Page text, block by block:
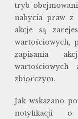
tryb
nabycia praw z
akcje są
wartościowych,
zapisania
zbiorczym.
Jak wskazano
notyfikacji o